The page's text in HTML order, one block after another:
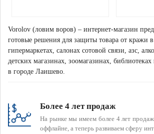
Vorolov (ловим воров) – интернет-магазин
готовые решения для защиты товара от кражи
гипермаркетах, салонах сотовой связи, азс,
детских магазинах, зоомагазинах,
в городе Лаишево.
Более 4 лет продаж
На рынке мы имеем более 4 лет
оффлайне, а теперь развиваем сферу